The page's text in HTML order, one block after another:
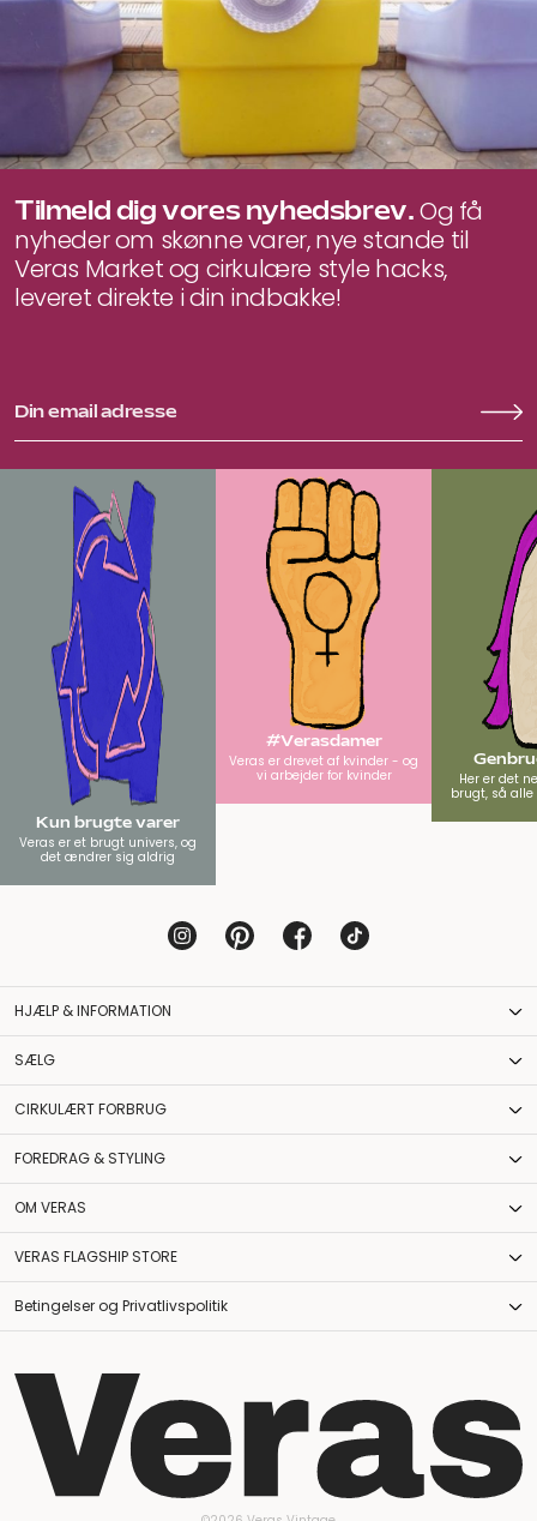
Tilmeld dig vores nyhedsbrev.Og få
nyheder om skønne varer, nye stande til
Veras Market og cirkulære style hacks,
leveret direkte i din indbakke!
Kun brugte varer
Veras er et brugt univers, og
det ændrer sig aldrig
#Verasdamer
Veras er drevet af kvinder - og
vi arbejder for kvinder
Her er det
brugt, så
HJÆLP & INFORMATION
SÆLG
CIRKULÆRT FORBRUG
FOREDRAG & STYLING
OM VERAS
VERAS FLAGSHIP STORE
Betingelser og Privatlivspolitik